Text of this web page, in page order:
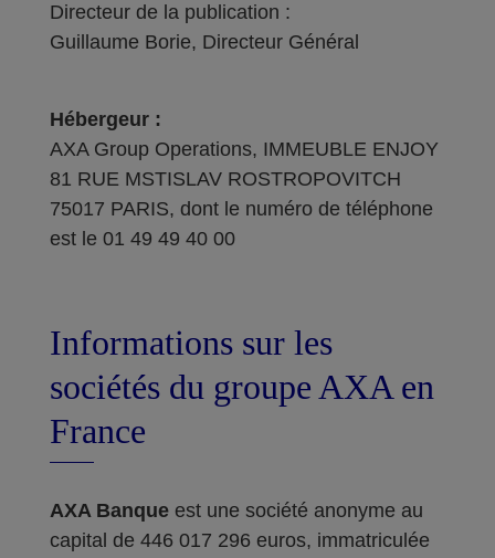
Directeur de la publication :
Guillaume Borie, Directeur Général
Hébergeur :
AXA Group Operations, IMMEUBLE ENJOY
81 RUE MSTISLAV ROSTROPOVITCH
75017 PARIS, dont le numéro de téléphone
est le 01 49 49 40 00
Informations sur les
sociétés du groupe AXA en
France
AXA Banque est une société anonyme au
capital de 446 017 296 euros, immatriculée